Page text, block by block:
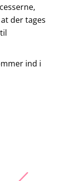
der tages
ind i